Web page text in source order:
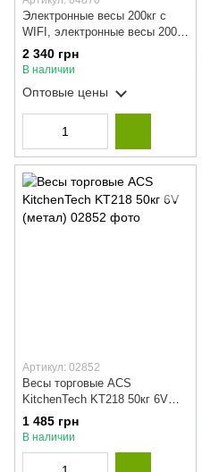
Электронные весы 200кг с
WIFI, электронные весы 200кг,
торговые весы
2 340 грн
В наличии
Оптовые цены
Артикул: 02852
Весы торговые ACS
KitchenTech KT218 50кг 6V
(метал)
1 485 грн
В наличии